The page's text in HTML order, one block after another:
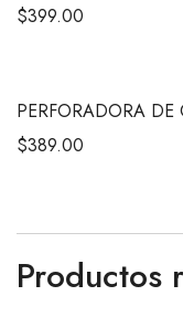
$399.00
PERFORADORA DE
$389.00
Productos